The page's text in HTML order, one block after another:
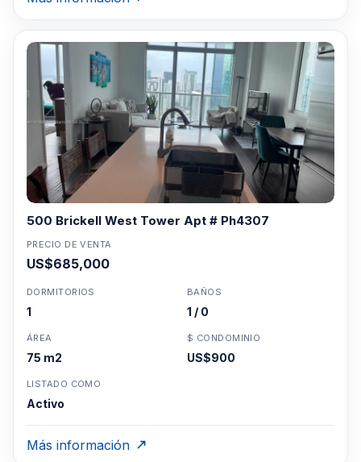
500 Brickell West Tower Apt # Ph4307
PRECIO DE VENTA
US$685,000
DORMITORIOS
1
BAÑOS
1 / 0
ÁREA
75 m2
$ CONDOMINIO
US$900
LISTADO COMO
Activo
Más información